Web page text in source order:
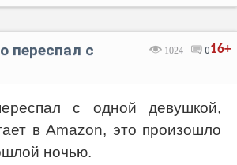
16+
1024 0
переспал с
с одной девушкой,
в Amazon, это произошло
ночью.